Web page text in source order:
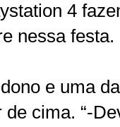
4
nessa festa.
e uma
cima. “-